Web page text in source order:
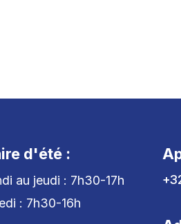
d'été :
au jeudi : 7h30-17h
: 7h30-16h